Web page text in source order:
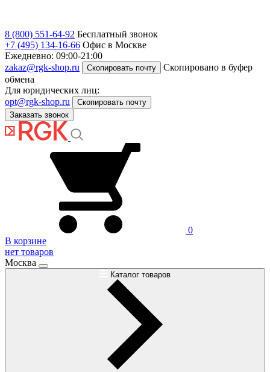
8 (800) 551-64-92 Бесплатный звонок
+7 (495) 134-16-66 Офис в Москве
Ежедневно: 09:00-21:00
zakaz@rgk-shop.ru
Скопировать почту
Скопировано в буфер
обмена
Для юридических лиц:
opt@rgk-shop.ru
Скопировать почту
Заказать звонок
0
В корзине
нет товаров
Москва
Каталог товаров